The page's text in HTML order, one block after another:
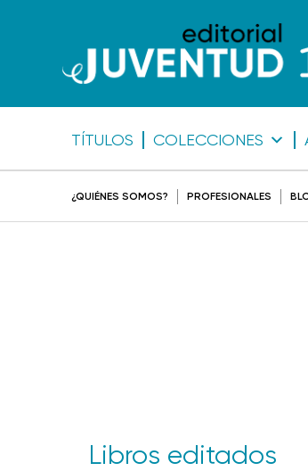
TÍTULOS COLECCIONES
¿QUIÉNES SOMOS? PROFESIONALES
Libros editados